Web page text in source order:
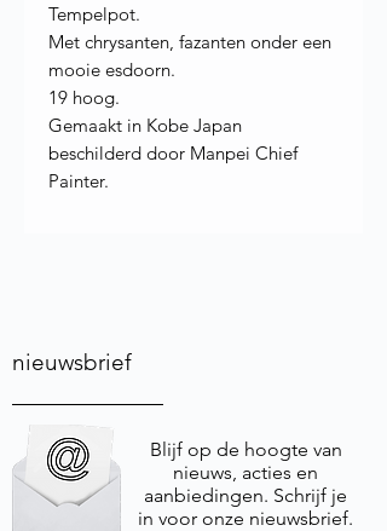
Tempelpot.
Met chrysanten, fazanten onder een
mooie esdoorn.
19 hoog.
Gemaakt in Kobe Japan
beschilderd door Manpei Chief
Painter.
nieuwsbrief
Blijf op de hoogte van
nieuws, acties en
aanbiedingen. Schrijf je
in voor onze nieuwsbrief.